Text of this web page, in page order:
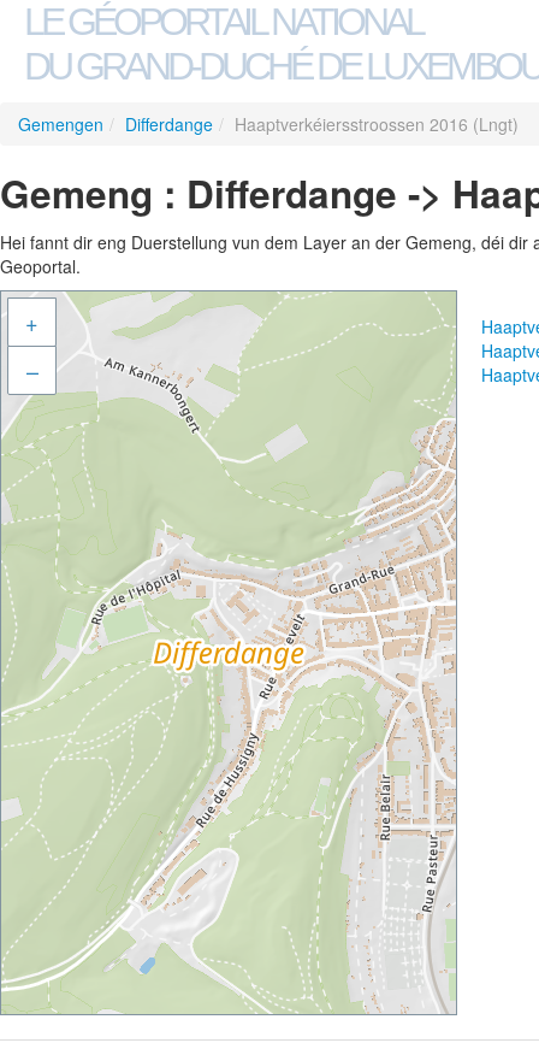
LE GÉOPORTAIL NATIONAL
DU GRAND-DUCHÉ DE
Gemengen / Differdange / Haaptverkéiersstroossen 2016 (Lngt)
Gemeng : Differdange ->
Hei fannt dir eng Duerstellung vun dem Layer an der Gemeng, déi
Geoportal.
+
–